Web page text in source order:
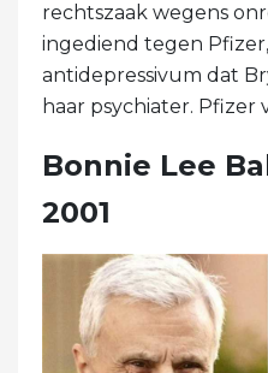
rechtszaak wegens
ingediend tegen
antidepressivum dat
haar psychiater. Pfizer
Bonnie Lee
2001